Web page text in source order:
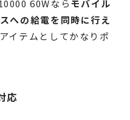
60Wならモバイル
への給電を同時に行え
イテムとしてかなりポ
応